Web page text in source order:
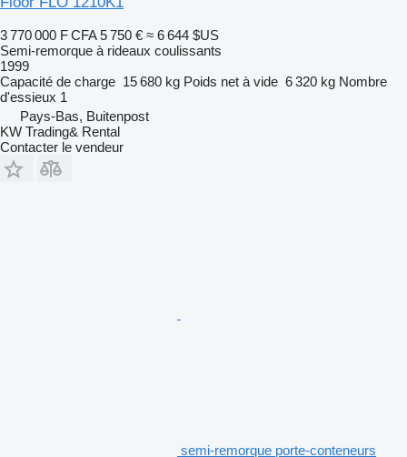
3 770 000 F CFA 5 750 € ≈ 6 644 $US
Semi-remorque à rideaux coulissants
1999
Capacité de charge 15 680 kg Poids net à vide 6 320 kg Nombre
d'essieux 1
Pays-Bas, Buitenpost
KW Trading& Rental
Contacter le vendeur
semi-remorque porte-conteneurs